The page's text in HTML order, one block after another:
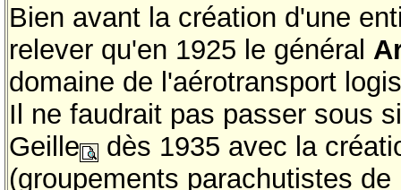
Bien avant la création d'une
relever qu'en 1925 le général
domaine de l'aérotransport
Il ne faudrait pas passer sous
Geille
dès 1935 avec la
(groupements parachutistes